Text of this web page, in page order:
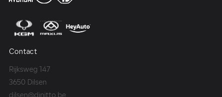
Contact
Rijksweg 147
3650 Dilsen